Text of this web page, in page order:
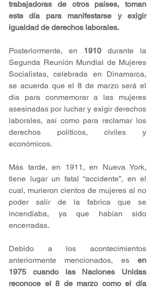
trabajadoras de otros países, toman
este día para manifestarse y exigir
igualdad de derechos laborales.
Posteriormente, en 1910 durante la
Segunda Reunión Mundial de Mujeres
Socialistas, celebrada en Dinamarca,
se acuerda que el 8 de marzo será el
día para conmemorar a las mujeres
asesinadas por luchar y exigir derechos
laborales, así como para reclamar los
derechos políticos, civiles y
económicos.
Más tarde, en 1911, en Nueva York,
tiene lugar un fatal “accidente”, en el
cual, murieron cientos de mujeres al no
poder salir de la fabrica que se
incendiaba, ya que habían sido
encerradas.
Debido a los acontecimientos
anteriormente mencionados, es en
1975 cuando las Naciones Unidas
reconoce el 8 de marzo como el día